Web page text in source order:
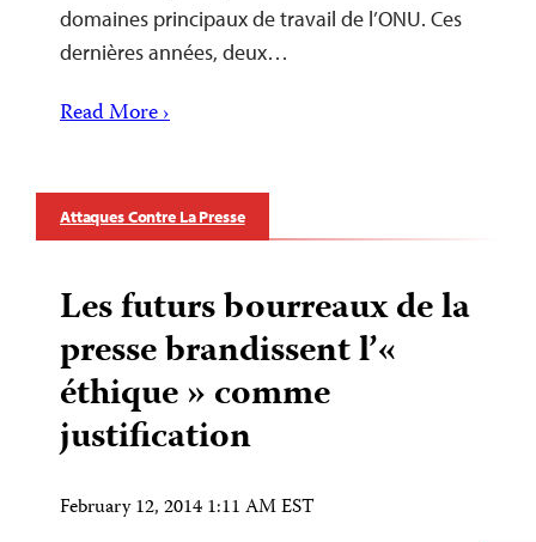
domaines principaux de travail de l’ONU. Ces
dernières années, deux…
Read More ›
Attaques Contre La Presse
Les futurs bourreaux de la
presse brandissent l’«
éthique » comme
justification
February 12, 2014 1:11 AM EST